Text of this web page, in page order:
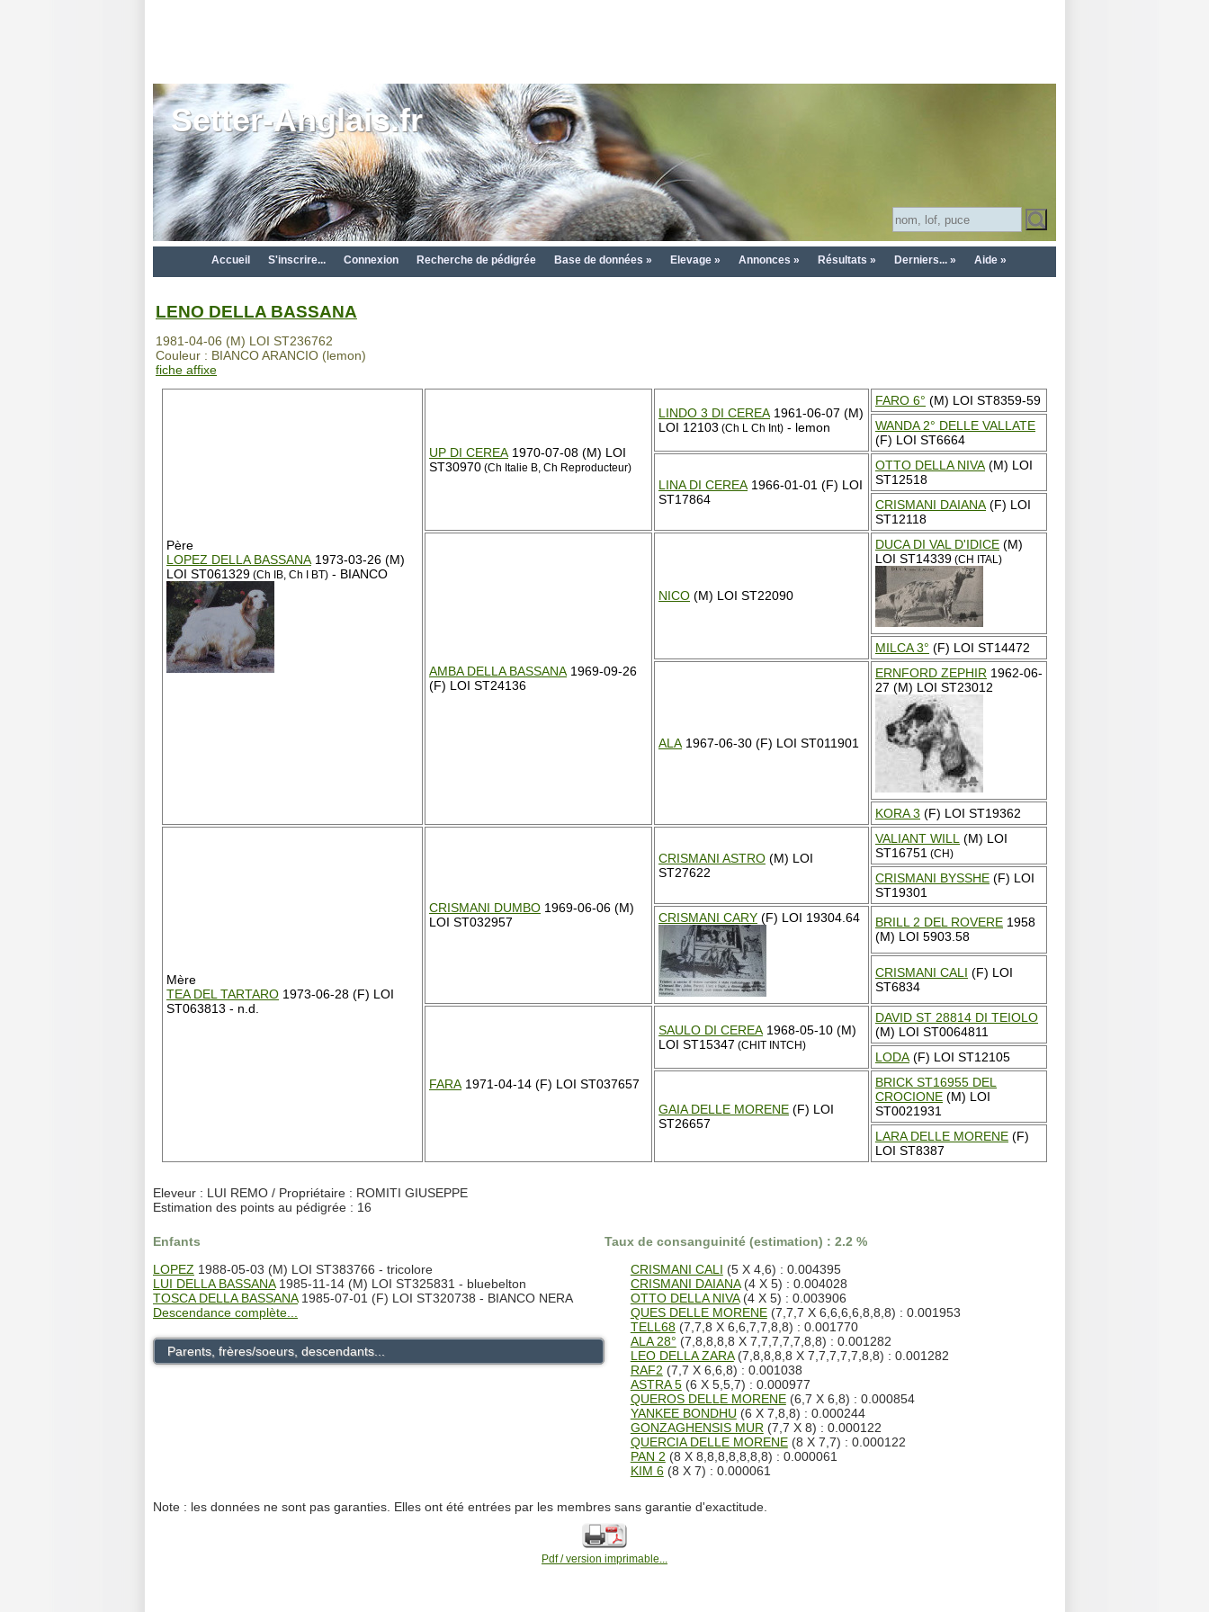
Setter-Anglais.fr
Accueil S'inscrire... Connexion Recherche de pédigrée Base de données » Elevage » Annonces » Résultats » Derniers... » Aide »
LENO DELLA BASSANA
1981-04-06 (M) LOI ST236762
Couleur : BIANCO ARANCIO (lemon)
fiche affixe
Père
LOPEZ DELLA BASSANA 1973-03-26 (M)
LOI ST061329 (Ch IB, Ch I BT) - BIANCO
UP DI CEREA 1970-07-08 (M) LOI
ST30970 (Ch Italie B, Ch Reproducteur)
LINDO 3 DI CEREA 1961-06-07 (M)
LOI 12103 (Ch L Ch Int) - lemon
FARO 6° (M) LOI ST8359-59
WANDA 2° DELLE VALLATE
(F) LOI ST6664
LINA DI CEREA 1966-01-01 (F) LOI
ST17864
OTTO DELLA NIVA (M) LOI
ST12518
CRISMANI DAIANA (F) LOI
ST12118
AMBA DELLA BASSANA 1969-09-26
(F) LOI ST24136
NICO (M) LOI ST22090
DUCA DI VAL D'IDICE (M)
LOI ST14339 (CH ITAL)
MILCA 3° (F) LOI ST14472
ALA 1967-06-30 (F) LOI ST011901
ERNFORD ZEPHIR 1962-06-
27 (M) LOI ST23012
KORA 3 (F) LOI ST19362
Mère
TEA DEL TARTARO 1973-06-28 (F) LOI
ST063813 - n.d.
CRISMANI DUMBO 1969-06-06 (M)
LOI ST032957
CRISMANI ASTRO (M) LOI
ST27622
VALIANT WILL (M) LOI
ST16751 (CH)
CRISMANI BYSSHE (F) LOI
ST19301
CRISMANI CARY (F) LOI 19304.64 BRILL 2 DEL ROVERE 1958
(M) LOI 5903.58
CRISMANI CALI (F) LOI
ST6834
FARA 1971-04-14 (F) LOI ST037657
SAULO DI CEREA 1968-05-10 (M)
LOI ST15347 (CHIT INTCH)
DAVID ST 28814 DI TEIOLO
(M) LOI ST0064811
LODA (F) LOI ST12105
GAIA DELLE MORENE (F) LOI
ST26657
BRICK ST16955 DEL
CROCIONE (M) LOI
ST0021931
LARA DELLE MORENE (F)
LOI ST8387
Eleveur : LUI REMO / Propriétaire : ROMITI GIUSEPPE
Estimation des points au pédigrée : 16
Enfants
LOPEZ 1988-05-03 (M) LOI ST383766 - tricolore
LUI DELLA BASSANA1985-11-14 (M) LOI ST325831 - bluebelton
TOSCA DELLA BASSANA1985-07-01 (F) LOI ST320738 - BIANCO NERA
Descendance complète...
Parents, frères/soeurs, descendants...
Taux de consanguinité (estimation) : 2.2 %
CRISMANI CALI (5 X 4,6) : 0.004395
CRISMANI DAIANA(4 X 5) : 0.004028
OTTO DELLA NIVA(4 X 5) : 0.003906
QUES DELLE MORENE(7,7,7 X 6,6,6,6,8,8,8) : 0.001953
TELL68(7,7,8 X 6,6,7,7,8,8) : 0.001770
ALA 28° (7,8,8,8,8 X 7,7,7,7,7,8,8) : 0.001282
LEO DELLA ZARA(7,8,8,8,8 X 7,7,7,7,7,8,8) : 0.001282
RAF2 (7,7 X 6,6,8) : 0.001038
ASTRA 5(6 X 5,5,7) : 0.000977
QUEROS DELLE MORENE(6,7 X 6,8) : 0.000854
YANKEE BONDHU (6 X 7,8,8) : 0.000244
GONZAGHENSIS MUR (7,7 X 8) : 0.000122
QUERCIA DELLE MORENE(8 X 7,7) : 0.000122
PAN 2 (8 X 8,8,8,8,8,8,8) : 0.000061
KIM 6(8 X 7) : 0.000061
Note : les données ne sont pas garanties. Elles ont été entrées par les membres sans garantie d'exactitude.
Pdf / version imprimable...